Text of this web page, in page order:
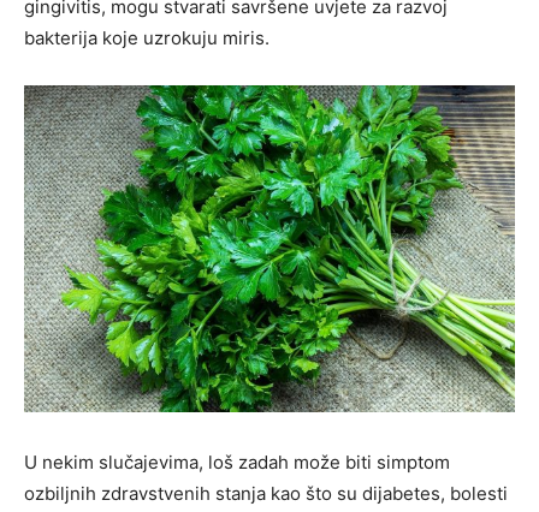
gingivitis, mogu stvarati savršene uvjete za razvoj
bakterija koje uzrokuju miris.
U nekim slučajevima, loš zadah može biti simptom
ozbiljnih zdravstvenih stanja kao što su dijabetes, bolesti